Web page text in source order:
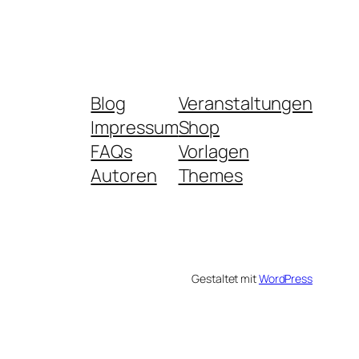
Blog
Impressum
FAQs
Autoren
Veranstaltungen
Shop
Vorlagen
Themes
Gestaltet mitWordPress